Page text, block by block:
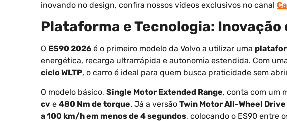
inovando no design, confira nossos vídeos exclusivos no canal
Plataforma e Tecnologia: Inovação
O ES90 2026 é o primeiro modelo da Volvo a utilizar uma
energética, recarga ultrarrápida e autonomia estendida. Com
ciclo WLTP, o carro é ideal para quem busca praticidade sem
O modelo básico, Single Motor Extended Range, conta com um
cv e 480 Nm de torque. Já a versão Twin Motor All-Wheel Drive
a 100 km/h em menos de 4 segundos, colocando o ES90 entre